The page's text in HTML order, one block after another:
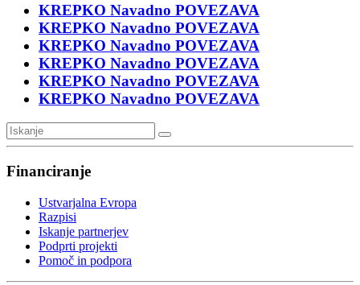
KREPKO Navadno POVEZAVA
KREPKO Navadno POVEZAVA
KREPKO Navadno POVEZAVA
KREPKO Navadno POVEZAVA
KREPKO Navadno POVEZAVA
KREPKO Navadno POVEZAVA
Financiranje
Ustvarjalna Evropa
Razpisi
Iskanje partnerjev
Podprti projekti
Pomoč in podpora